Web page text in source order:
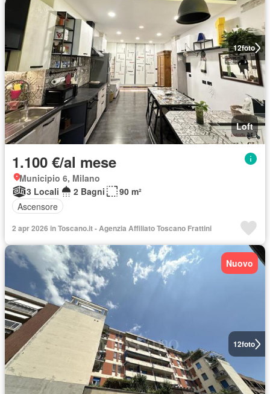
12foto
Loft
1.100 €/al mese
Municipio 6, Milano
3 Locali
2 Bagni
90 m²
Ascensore
2 apr 2026 in Toscano.it - Agenzia Affiliato Toscano Frattini
12foto
Nuovo